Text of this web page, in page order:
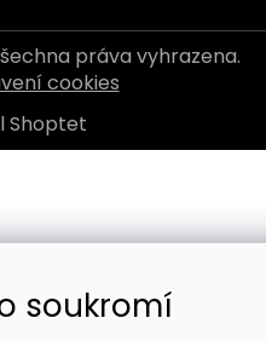
soukromí
Shoptet
práva vyhrazena.
cookies